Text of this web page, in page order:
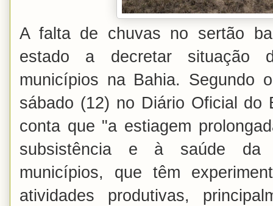
A falta de chuvas no sertão
estado a decretar situação
municípios na Bahia. Segundo
sábado (12) no Diário Oficial do
conta que "a estiagem
subsistência e à saúde da
municípios, que têm
atividades produtivas,